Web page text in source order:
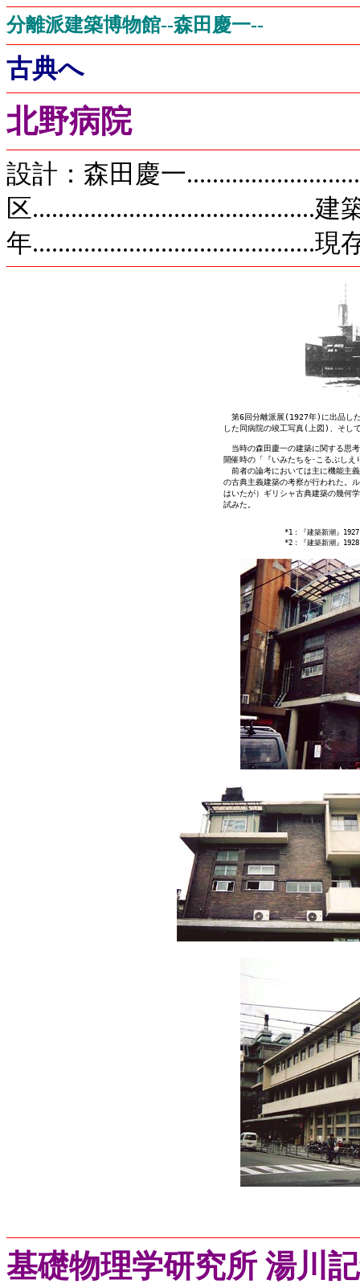
分離派建築博物館--森田慶一--
古典へ
北野病院
設計：森田慶一
区............................................
年............................................
第6回分離派展(1927年)に出品し
した同病院の竣工写真(上図)、そし
当時の森田慶一の建築に関する思
開催時の「『いみたちを･こるぶし
前者の論考においては主に機能主
の古典主義建築の考察が行われた。
はいたが）ギリシャ古典建築の幾何
試みた。
　　　　    *1：『建築新潮』
基礎物理学研究所 湯川